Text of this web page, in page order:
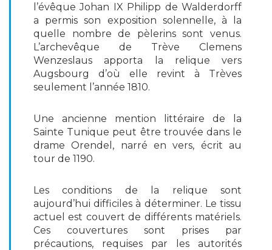
l’évêque Johan IX Philipp de Walderdorff
a permis son exposition solennelle, à la
quelle nombre de pèlerins sont venus.
L’archevêque de Trève Clemens
Wenzeslaus apporta la relique vers
Augsbourg d’où elle revint à Trèves
seulement l’année 1810.
Une ancienne mention littéraire de la
Sainte Tunique peut être trouvée dans le
drame Orendel, narré en vers, écrit au
tour de 1190.
Les conditions de la relique sont
aujourd’hui difficiles à déterminer. Le tissu
actuel est couvert de différents matériels.
Ces couvertures sont prises par
précautions, requises par les autorités